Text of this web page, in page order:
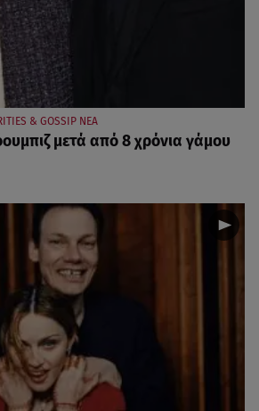
& GOSSIP ΝΕΑ
μετά από 8 χρόνια γάμου